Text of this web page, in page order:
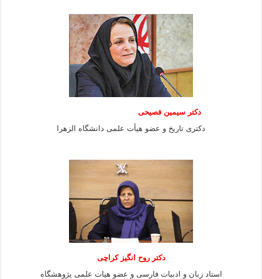
دکتر سیمین فصیحی
دکتری تاریخ و عضو هیأت علمی دانشگاه الزهرا
دکتر روح انگیز کراچی
استاد زبان و ادبیات فارسی و عضو هیات علمی پژوهشگاه